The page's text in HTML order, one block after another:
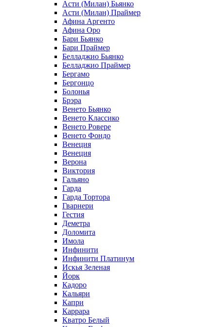
Асти (Милан) Бьянко
Асти (Милан) Праймер
Афина Аргенто
Афина Оро
Бари Бьянко
Бари Праймер
Белладжио Бьянко
Белладжио Праймер
Бергамо
Бергонцо
Болонья
Брэра
Венето Бьянко
Венето Классико
Венето Ровере
Венето Фондо
Венеция
Венеция
Верона
Виктория
Гальяно
Гарда
Гарда Тортора
Гварнери
Гестия
Деметра
Доломита
Имола
Инфинити
Инфинити Платинум
Искья Зеленая
Йорк
Кадоро
Кальяри
Капри
Каррара
Кватро Белый